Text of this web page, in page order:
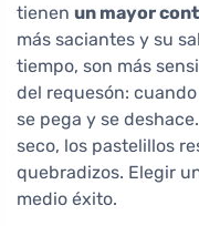
tienen un mayor
más saciantes y su
tiempo, son más
del requesón:
se pega y se
seco, los pastelillos
quebradizos. Elegir
medio éxito.